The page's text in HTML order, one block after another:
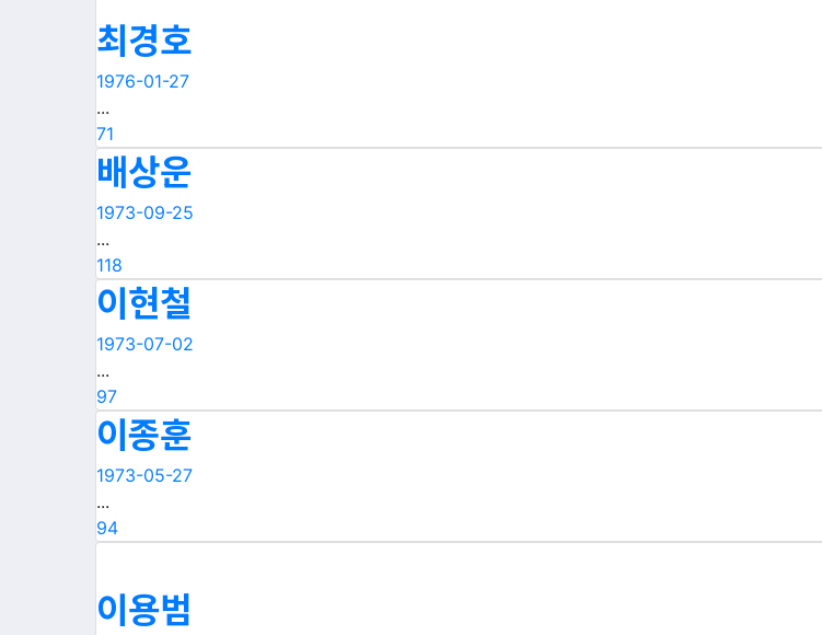
최경호
1976-01-27
...
71
배상운
1973-09-25
...
118
이현철
1973-07-02
...
97
이종훈
1973-05-27
...
94
이용범